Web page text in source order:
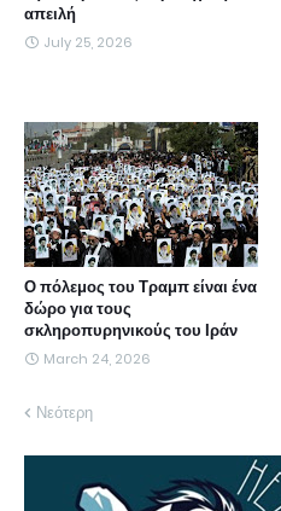
απειλή
July 25, 2026
Ο πόλεμος του Τραμπ είναι ένα
δώρο για τους
σκληροπυρηνικούς του Ιράν
March 24, 2026
Νεότερη